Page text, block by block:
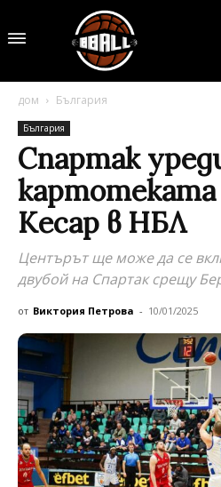
дом България
България
Спартак
картотеката
Кесар в НБЛ
Центърът ще може да се
двубой на Спартак срещу
от Виктория Петрова - 10/01/2025